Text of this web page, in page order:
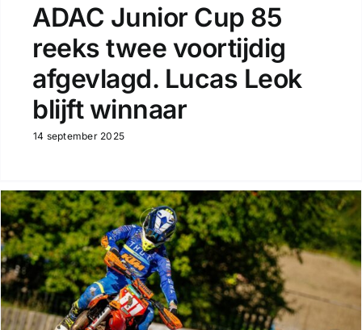
ADAC Junior Cup 85
reeks twee voortijdig
afgevlagd. Lucas Leok
blijft winnaar
14 september 2025